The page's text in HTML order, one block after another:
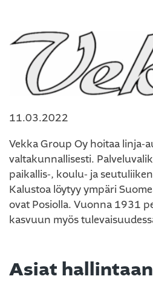
11.03.2022
Vekka Group Oy hoitaa linja-
valtakunnallisesti.
paikallis-, koulu- ja
Kalustoa löytyy ympäri
ovat Posiolla. Vuonna 1931
kasvuun myös
Asiat hallintaan